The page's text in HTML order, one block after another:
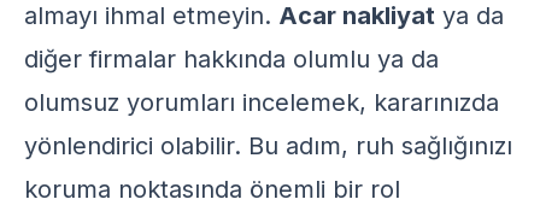
almayı ihmal etmeyin. Acar nakliyat ya da
diğer firmalar hakkında olumlu ya da
olumsuz yorumları incelemek, kararınızda
yönlendirici olabilir. Bu adım, ruh sağlığınızı
koruma noktasında önemli bir rol